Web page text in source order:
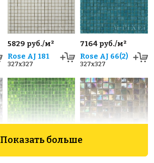
5829 руб./м²
Rose AJ 181
327x327
7164 руб./м²
Rose AJ 66(2)
327x327
11755 руб./м²
4925 руб./м²
Показать больше